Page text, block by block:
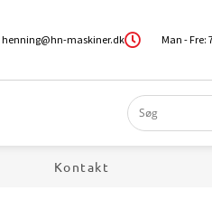
henning@hn-maskiner.dk Man - Fre:
Kontakt